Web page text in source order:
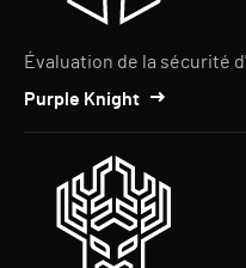
Évaluation de la sécurité
Purple Knight